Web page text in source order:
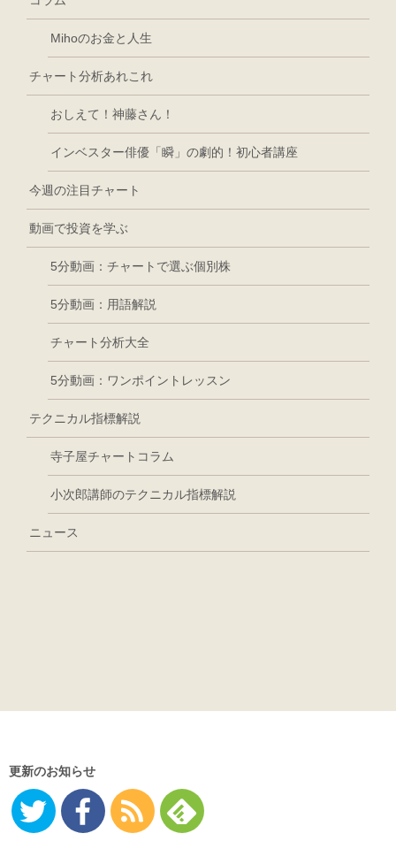
Mihoのお金と人生
チャート分析あれこれ
おしえて！神藤さん！
インベスター俳優「瞬」の劇的！初心者講座
今週の注目チャート
動画で投資を学ぶ
5分動画：チャートで選ぶ個別株
5分動画：用語解説
チャート分析大全
5分動画：ワンポイントレッスン
テクニカル指標解説
寺子屋チャートコラム
小次郎講師のテクニカル指標解説
ニュース
更新のお知らせ